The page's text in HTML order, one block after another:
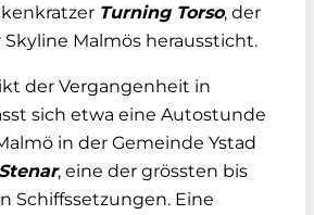
Turning Torso, der
Malmös heraussticht.
der Vergangenheit in
sich etwa eine Autostunde
in der Gemeinde Ystad
, eine der grössten bis
Schiffssetzungen. Eine